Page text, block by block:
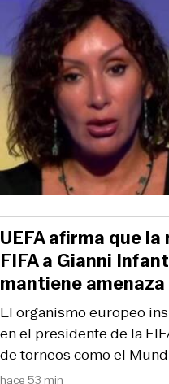
hace 53 min
El organismo europeo
en el presidente de la
de torneos como el
UEFA afirma que
FIFA a Gianni
mantiene